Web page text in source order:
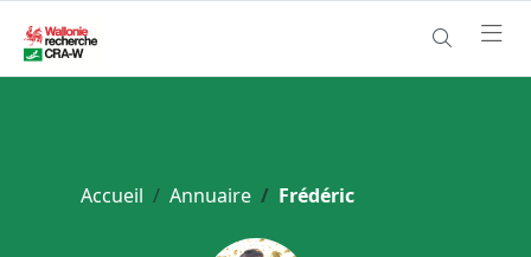
Accueil Annuaire Frédéric